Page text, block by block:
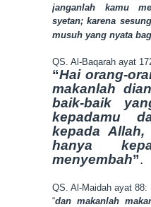
janganlah kamu
syetan; karena
musuh yang nyata
QS. Al-Baqarah ayat
“Hai orang-
makanlah
baik-baik
kepadamu
kepada
hanya
menyembah”.
QS. Al-Maidah ayat 88:
“dan makanlah